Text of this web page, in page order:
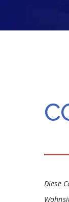
Diese